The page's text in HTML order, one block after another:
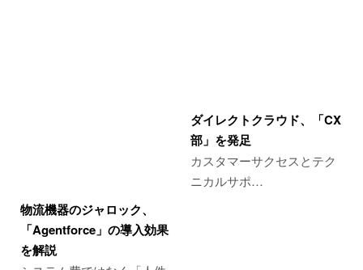
物流機器のジャロック、
「Agentforce」の導入効果
を解説
ダイレクトクラウド、「CX
部」を発足
カスタマーサクセスとテク
ニカルサポ…